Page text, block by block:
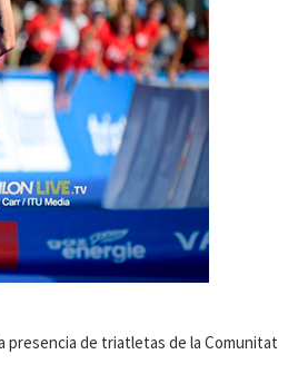
presencia de triatletas de la Comunitat